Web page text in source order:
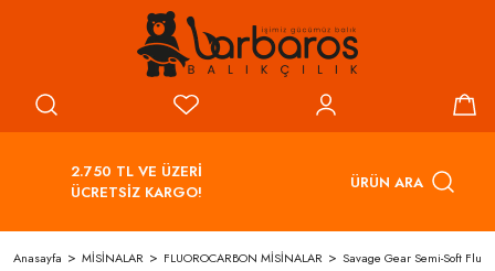
2.750 TL VE ÜZERİ
ÜCRETSİZ KARGO!
ÜRÜN ARA
Anasayfa MİSİNALAR FLUOROCARBON MİSİNALAR Savage Gear Semi-Soft